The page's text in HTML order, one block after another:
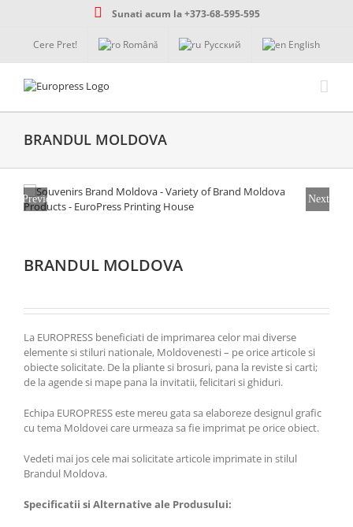
Sunati acum la +373-68-595-595
Cere Pret! Română Русский English
BRANDUL MOLDOVA
Previous Next
BRANDUL MOLDOVA
La EUROPRESS beneficiati de imprimarea celor mai diverse
elemente si stiluri nationale, Moldovenesti – pe orice articole si
obiecte solicitate. De la pliante si brosuri, pana la reviste si carti;
de la agende si mape pana la invitatii, felicitari si ghiduri.
Echipa EUROPRESS este mereu gata sa elaboreze designul grafic
cu tema Moldovei care urmeaza sa fie imprimat pe orice obiect.
Vedeti mai jos cele mai solicitate articole imprimate in stilul
Brandul Moldova.
Specificatii si Alternative ale Produsului: